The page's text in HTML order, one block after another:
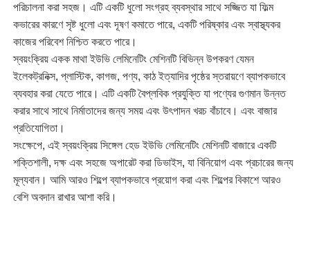
পরিচালনা করা সহজ। এটি একটি ধুলো সংগ্রহ ব্যবস্থার সাথে সজ্জিত যা ফিল্ম
কভারের কারণে সৃষ্ট ধুলো এবং দূষণ কমাতে পারে, একটি পরিষ্কার এবং স্বাস্থ্যকর
কাজের পরিবেশ নিশ্চিত করতে পারে।
স্বয়ংক্রিয় একক মাথা ইউভি লেমিনেটিং মেশিনটি বিভিন্ন উপকরণ যেমন
ইলেকট্রনিক্স, প্লাস্টিক, কাগজ, পণ্য, কাঠ ইত্যাদির পৃষ্ঠের স্তরায়ণে ব্যাপকভাবে
ব্যবহার করা যেতে পারে। এটি একটি বৈপ্লবিক প্রযুক্তি যা পণ্যের গুণমান উন্নত
করার সাথে সাথে নির্মাতাদের জন্য সময় এবং উৎপাদন খরচ বাঁচাবে। এবং বাজার
প্রতিযোগিতা।
সংক্ষেপে, এই স্বয়ংক্রিয় সিঙ্গেল হেড ইউভি লেমিনেটিং মেশিনটি বাজারে একটি
শক্তিশালী, দক্ষ এবং সহজে অপারেট করা ডিভাইস, যা বিনিয়োগ এবং প্রচারের জন্য
মূল্যবান। আমি আরও শিল্পে ব্যাপকভাবে প্রয়োগ করা এবং শিল্পের বিকাশে আরও
বেশি অবদান রাখার আশা করি।